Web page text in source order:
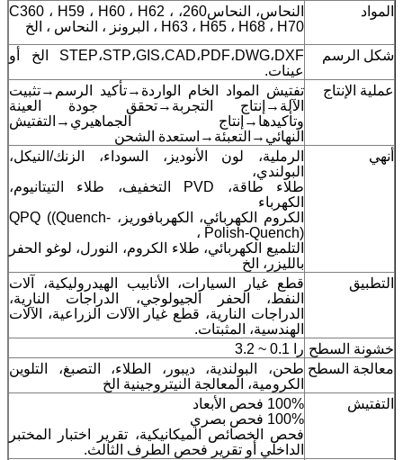
المواد
النحاس، النحاس260، C360 ، H59 ، H60 ، H62 ،
H63 ، H65 ، H68 ، H70 ، البرونز ، النحاس ، الخ
شكل الرسم
STEP،STP،GIS،CAD،PDF،DWG،DXF الخ أو
عينات.
عملية الإنتاج
تفتيش المواد الخام الواردة→تأكيد الرسم→تثبيت
الآلة→إنتاج التجربة→تحقق جودة العينة
وتأكيدها→إنتاج الجماهيري→التفتيش
النهائي→التعبئة→استعدة الشحن
أنهي
الرملية، لون الأنوديز، السوداء، الزنك/النيكل،
البولندي،
طلاء طاقة، PVD التخفيف، طلاء التيتانيوم،
الكهرباء
الكروم الكهربائي، الكهربافوريز، QPQ ((Quench-
Polish-Quench) ،
التلميع الكهربائي، طلاء الكروم، النورل، لوغو الحفر
بالليزر، الخ
التطبيق
قطع غيار السيارات، الأنابيب الهيدروليكية، آلات
النفط، الحفر الجيولوجي، الدراجات النارية،
الدراجات النارية، قطع غيار الآلات الزراعية، الآلات
الهندسية، المثبتات.
خشونة السطح را 0.1 ~ 3.2
معالجة السطح طحن، البولندية، ديبور، الطلاء، التصبغ، التلوين
الكرومية، المعالجة النيتروجينية الخ
التفتيش
100% فحص الأبعاد
100% فحص بصري
فحص الخصائص الميكانيكية، تقرير اختبار المختبر
الداخلي أو تقرير فحص الطرف الثالث.